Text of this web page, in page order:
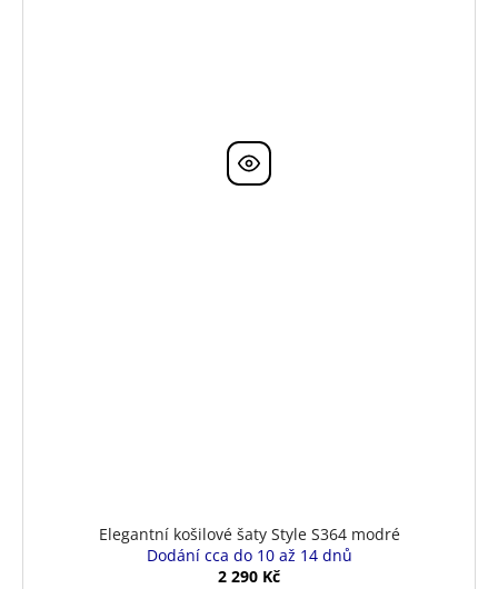
Elegantní košilové šaty Style S364 modré
Dodání cca do 10 až 14 dnů
2 290 Kč